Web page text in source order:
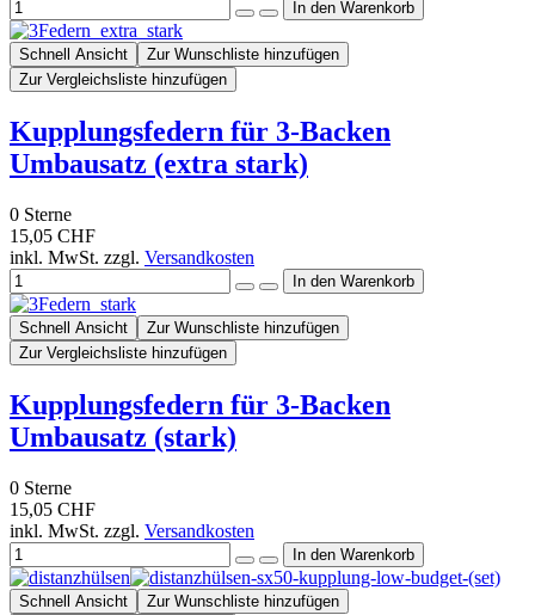
Schnell Ansicht
Zur Wunschliste hinzufügen
Zur Vergleichsliste hinzufügen
Kupplungsfedern für 3-Backen
Umbausatz (extra stark)
0 Sterne
15,05 CHF
inkl. MwSt. zzgl. Versandkosten
Schnell Ansicht
Zur Wunschliste hinzufügen
Zur Vergleichsliste hinzufügen
Kupplungsfedern für 3-Backen
Umbausatz (stark)
0 Sterne
15,05 CHF
inkl. MwSt. zzgl. Versandkosten
Schnell Ansicht
Zur Wunschliste hinzufügen